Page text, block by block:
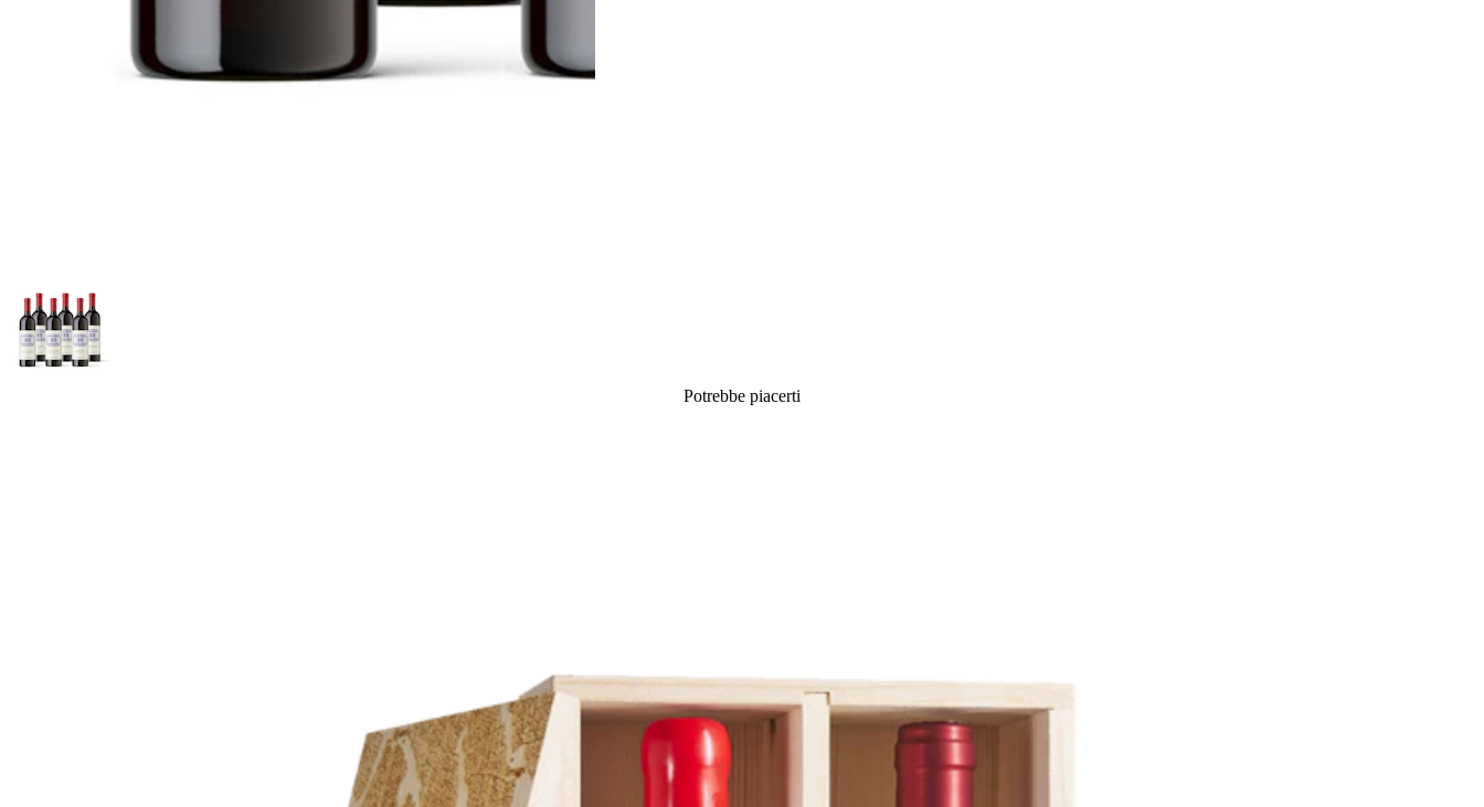
Potrebbe piacerti